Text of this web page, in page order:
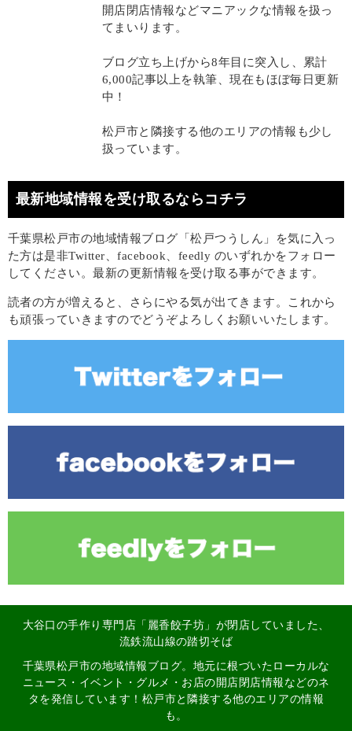
開店閉店情報などマニアックな情報を扱っ
てまいります。
ブログ立ち上げから8年目に突入し、累計
6,000記事以上を執筆、現在もほぼ毎日更新
中！
松戸市と隣接する他のエリアの情報も少し
扱っています。
最新地域情報を受け取るならコチラ
千葉県松戸市の地域情報ブログ「松戸つうしん」を気に入っ
た方は是非Twitter、facebook、feedly のいずれかをフォロー
してください。最新の更新情報を受け取る事ができます。
読者の方が増えると、さらにやる気が出てきます。これから
も頑張っていきますのでどうぞよろしくお願いいたします。
大谷口の手作り専門店「麗香餃子坊」が閉店していました、
流鉄流山線の踏切そば
千葉県松戸市の地域情報ブログ。地元に根づいたローカルな
ニュース・イベント・グルメ・お店の開店閉店情報などのネ
タを発信しています！松戸市と隣接する他のエリアの情報
も。